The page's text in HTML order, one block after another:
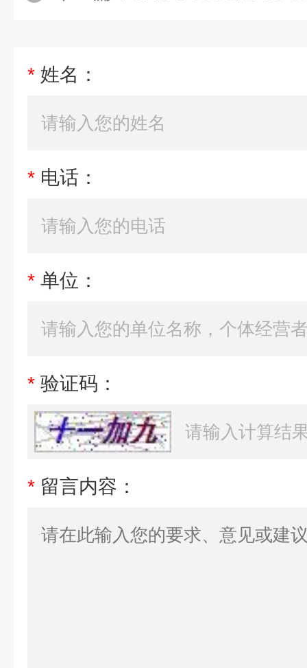
* 姓名：
* 电话：
* 单位：
* 验证码：
* 留言内容：